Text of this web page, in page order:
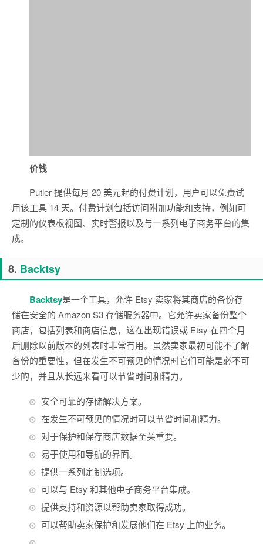
价钱
Putler 提供每月 20 美元起的付费计划，用户可以免费试
用该工具 14 天。付费计划包括访问附加功能和支持，例如可
定制的仪表板视图、实时警报以及与一系列电子商务平台的集
成。
8. Backtsy
Backtsy是一个工具，允许 Etsy 卖家将其商店的备份存
储在安全的 Amazon S3 存储服务器中。它允许卖家备份整个
商店，包括列表和商店信息，这在出现错误或 Etsy 在四个月
后删除以前版本的列表时非常有用。虽然卖家最初可能不了解
备份的重要性，但在发生不可预见的情况时它们可能是必不可
少的，并且从长远来看可以节省时间和精力。
安全可靠的存储解决方案。
在发生不可预见的情况时可以节省时间和精力。
对于保护和保存商店数据至关重要。
易于使用和导航的界面。
提供一系列定制选项。
可以与 Etsy 和其他电子商务平台集成。
提供支持和资源以帮助卖家取得成功。
可以帮助卖家保护和发展他们在 Etsy 上的业务。